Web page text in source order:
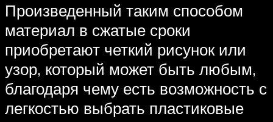
Произведенный таким способом
материал в сжатые сроки
приобретают четкий рисунок или
узор, который может быть любым,
благодаря чему есть возможность с
легкостью выбрать пластиковые